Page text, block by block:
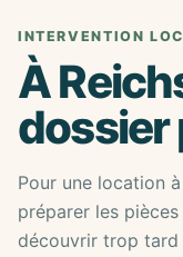
INTERVENTION
À
dossier
Pour une location
préparer les pièces
découvrir trop tard